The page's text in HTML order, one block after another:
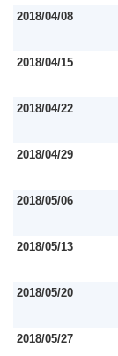
2018/04/08
2018/04/15
2018/04/22
2018/04/29
2018/05/06
2018/05/13
2018/05/20
2018/05/27